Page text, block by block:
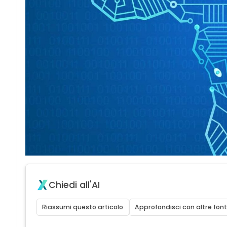
Chiedi all'AI
Riassumi questo articolo Approfondisci con altre